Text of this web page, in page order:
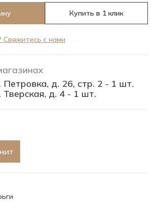
Купить в 1 клик
с нами
Петровка, д. 26, стр. 2 - 1 шт.
Тверская, д. 4 - 1 шт.